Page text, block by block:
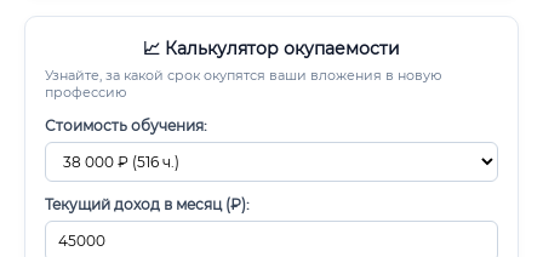
📈 Калькулятор окупаемости
Узнайте, за какой срок окупятся ваши вложения в новую
профессию
Стоимость обучения:
Текущий доход в месяц (₽):